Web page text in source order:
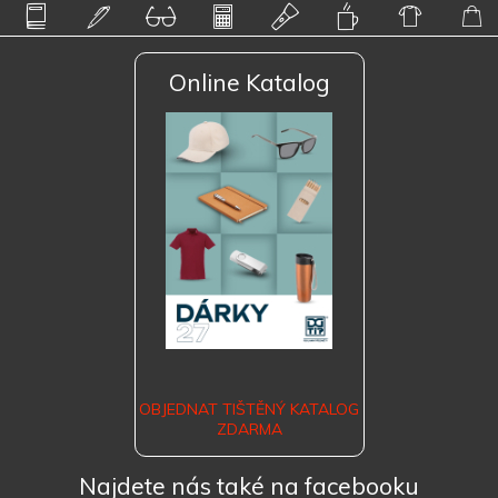
Online Katalog
OBJEDNAT TIŠTĚNÝ KATALOG
ZDARMA
Najdete nás také na facebooku